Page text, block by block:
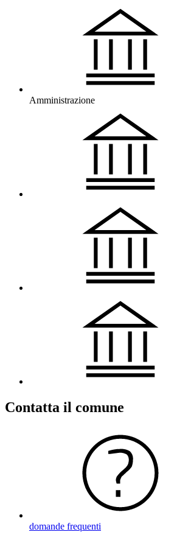
Amministrazione
Contatta il comune
domande frequenti